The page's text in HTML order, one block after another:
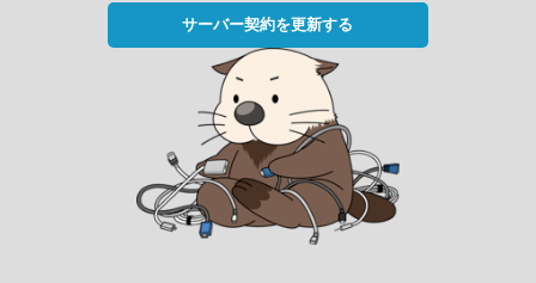
サーバー契約を更新する